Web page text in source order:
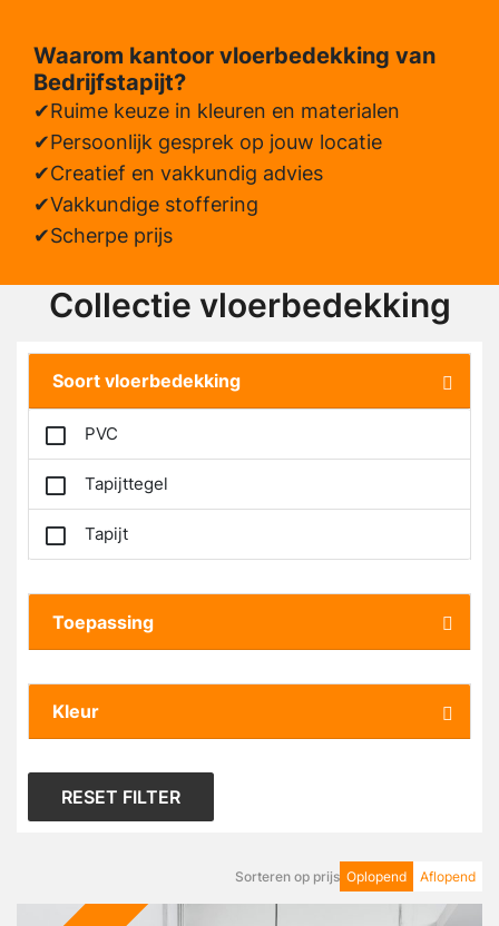
Waarom kantoor vloerbedekking van
Bedrijfstapijt?
Ruime keuze in kleuren en materialen
Persoonlijk gesprek op jouw locatie
Creatief en vakkundig advies
Vakkundige stoffering
Scherpe prijs
Collectie vloerbedekking
Soort vloerbedekking
PVC
Tapijttegel
Tapijt
Toepassing
Kleur
RESET FILTER
Sorteren op prijs Oplopend Aflopend